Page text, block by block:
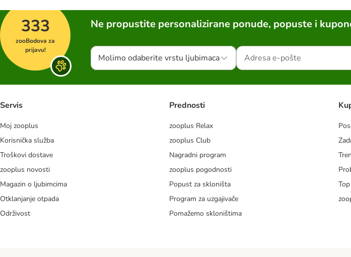
333
zooBodova za
prijavu!
Ne propustite personalizirane ponude, popuste i
Molimo odaberite vrstu ljubimaca
Servis
Moj zooplus
Korisnička služba
Troškovi dostave
zooplus novosti
Magazin o ljubimcima
Otklanjanje otpada
Održivost
Prednosti
zooplus Relax
zooplus Club
Nagradni program
zooplus pogodnosti
Popust za skloništa
Program za uzgajivače
Pomažemo skloništima